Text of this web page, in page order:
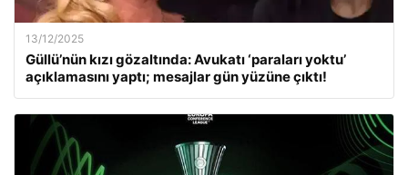
13/12/2025
Güllü’nün kızı gözaltında: Avukatı ‘paraları yoktu’
açıklamasını yaptı; mesajlar gün yüzüne çıktı!